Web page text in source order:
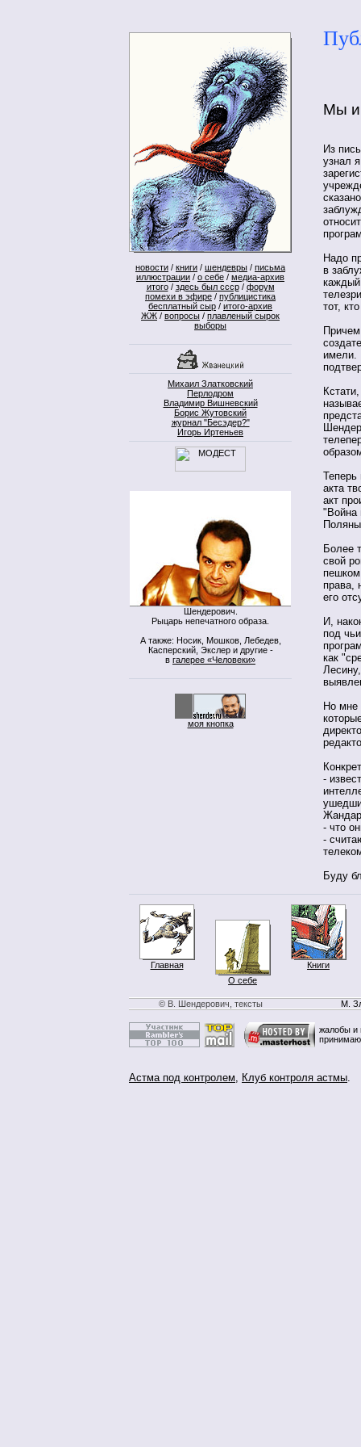
новости / книги / шендевры / письма
иллюстрации / о себе / медиа-архив
итого/ здесь был ссср/ форум
помехи в эфире / публицистика
бесплатный сыр / итого-архив
ЖЖ / вопросы / плавленый сырок
выборы
Михаил Златковский
Перлодром
Владимир Вишневский
Борис Жутовский
журнал "Бесэдер?"
Игорь Иртеньев
Шендерович.
Рыцарь непечатного образа.
А также: Носик, Мошков, Лебедев,
Касперский, Экслер и другие -
в галерее «Человеки»
моя кнопка
Мы
Из
узнал
Надо
в
каждый
тот,
имели.
Теперь
акта
акт
"Война
Более
свой
пешком
права,
его
И,
под
как
Но мне
-
- что
-
Буду
Главная
О себе
Книги
© В. Шендерович, тексты М.
жалобы и
Астма под контролем, Клуб контроля астмы.